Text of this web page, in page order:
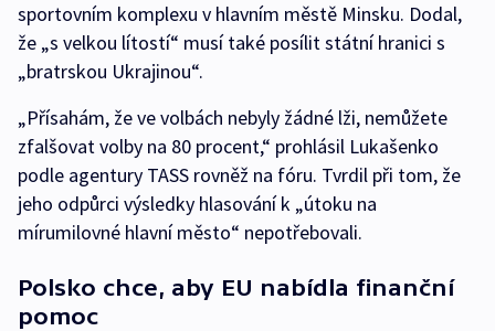
sportovním komplexu v hlavním městě Minsku. Dodal,
že „s velkou lítostí“ musí také posílit státní hranici s
„bratrskou Ukrajinou“.
„Přísahám, že ve volbách nebyly žádné lži, nemůžete
zfalšovat volby na 80 procent,“ prohlásil Lukašenko
podle agentury TASS rovněž na fóru. Tvrdil při tom, že
jeho odpůrci výsledky hlasování k „útoku na
mírumilovné hlavní město“ nepotřebovali.
Polsko chce, aby EU nabídla finanční
pomoc